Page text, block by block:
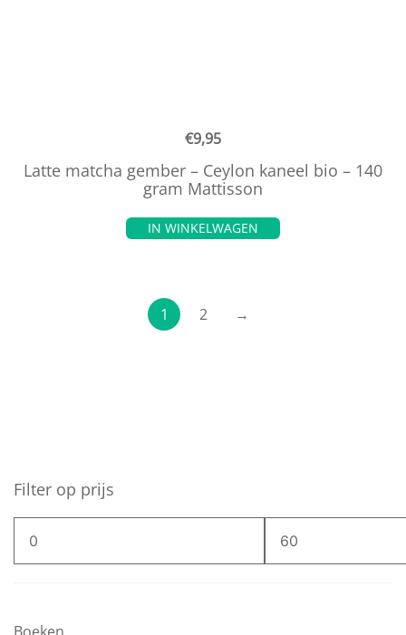
€9,95
Latte matcha gember – Ceylon kaneel bio – 140
gram Mattisson
IN WINKELWAGEN
1 2 →
Filter op prijs